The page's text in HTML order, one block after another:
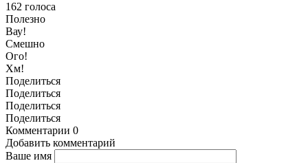
162 голоса
Полезно
Вау!
Смешно
Ого!
Хм!
Поделиться
Поделиться
Поделиться
Поделиться
Комментарии 0
Добавить комментарий
Ваше имя